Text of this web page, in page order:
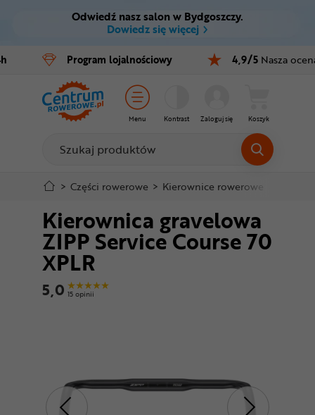
Ctrl M
Menu główne
Informacje o produkcie
Do koszyka
Szczegółowe informacje
Stopka
Odwiedź nasz salon w Bydgoszczy.
Dowiedz się więcej
Program lojalnościowy 4,9/5 Nasza
Menu Kontrast Zaloguj się Koszyk
Rowery
E-bike
Części
Akcesoria
Odzież
Kaski
Buty
Warsztat
Superoferta
> Części rowerowe > Kierownice rowerowe
Kierownica gravelowa
ZIPP Service Course 70
XPLR
5,0 15 opinii